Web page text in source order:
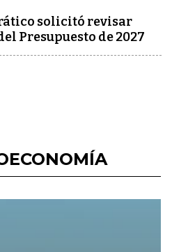
solicitó revisar
Presupuesto de 2027